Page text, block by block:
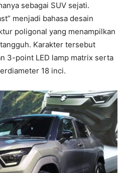
sebagai SUV sejati.
menjadi bahasa desain
poligonal yang menampilkan
Karakter tersebut
3-point LED lamp matrix serta
18 inci.